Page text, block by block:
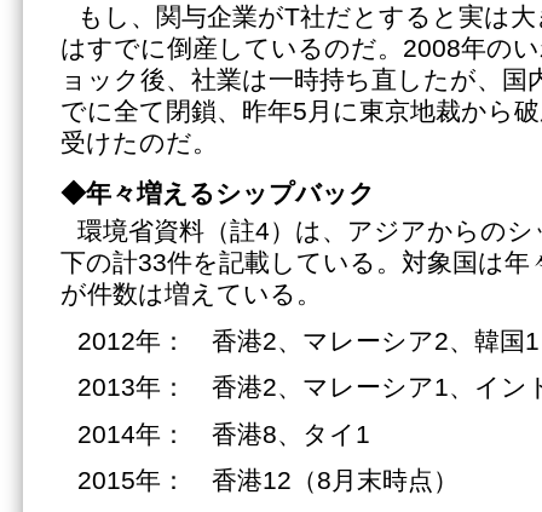
もし、関与企業がT社だとすると実は
はすでに倒産しているのだ。2008年の
ョック後、社業は一時持ち直したが、国
でに全て閉鎖、昨年5月に東京地裁から
受けたのだ。
◆年々増えるシップバック
環境省資料（註4）は、アジアからの
下の計33件を記載している。対象国は
が件数は増えている。
2012年： 香港2、マレーシア2、韓国
2013年： 香港2、マレーシア1、イン
2014年： 香港8、タイ1
2015年： 香港12（8月末時点）